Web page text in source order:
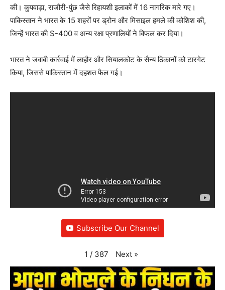
की। कुपवाड़ा, राजौरी-पुंछ जैसे रिहायशी इलाकों में 16 नागरिक मारे गए।
पाकिस्तान ने भारत के 15 शहरों पर ड्रोन और मिसाइल हमले की कोशिश की,
जिन्हें भारत की S-400 व अन्य रक्षा प्रणालियों ने विफल कर दिया।
भारत ने जवाबी कार्रवाई में लाहौर और सियालकोट के सैन्य ठिकानों को टारगेट
किया, जिससे पाकिस्तान में दहशत फैल गई।
Subscribe Our Channel
1 / 387 Next »